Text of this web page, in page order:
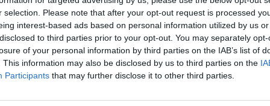
selection. Please note that after your opt-out request is processed
interest-based ads based on personal information utilized by us
to third parties prior to your opt-out. You may separately
of your personal information by third parties on the IAB’s list of
This information may also be disclosed by us to third parties on the
Participants that may further disclose it to other third parties.
Biel Aliño
fuente preferida de Google de forma gratuita.
a la Comunitat Valenciana.